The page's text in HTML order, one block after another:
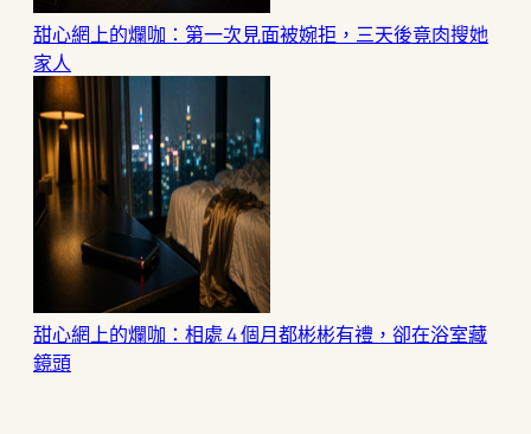
甜心網上的爛咖：第一次見面被婉拒，三天後竟肉搜她
家人
甜心網上的爛咖：相處 4 個月都彬彬有禮，卻在浴室藏
鏡頭